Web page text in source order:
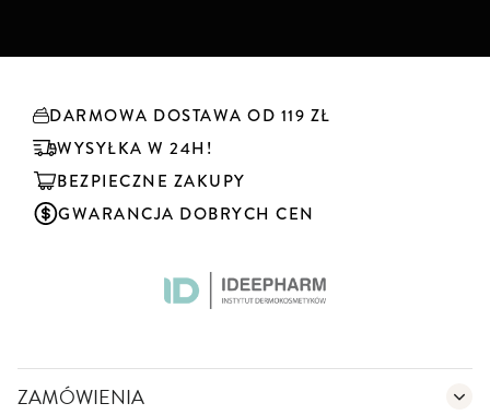
k
l
e
t
DARMOWA DOSTAWA OD 119 ZŁ
WYSYŁKA W 24H!
BEZPIECZNE ZAKUPY
GWARANCJA DOBRYCH CEN
ZAMÓWIENIA